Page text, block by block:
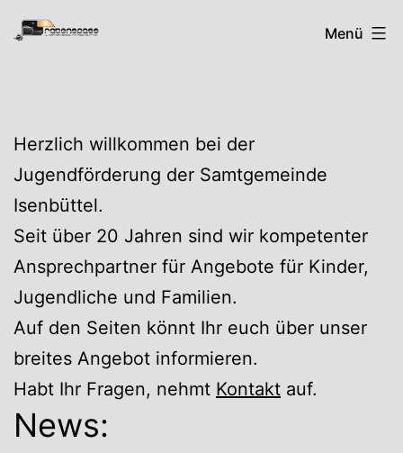
Zum
Inhalt
RabenspassMenü
Herzlich willkommen bei der
Jugendförderung der Samtgemeinde
Isenbüttel.
Seit über 20 Jahren sind wir kompetenter
Ansprechpartner für Angebote für Kinder,
Jugendliche und Familien.
Auf den Seiten könnt Ihr euch über unser
breites Angebot informieren.
Habt Ihr Fragen, nehmt Kontakt auf.
News: